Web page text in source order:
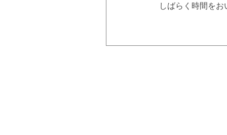
しばらく時間を